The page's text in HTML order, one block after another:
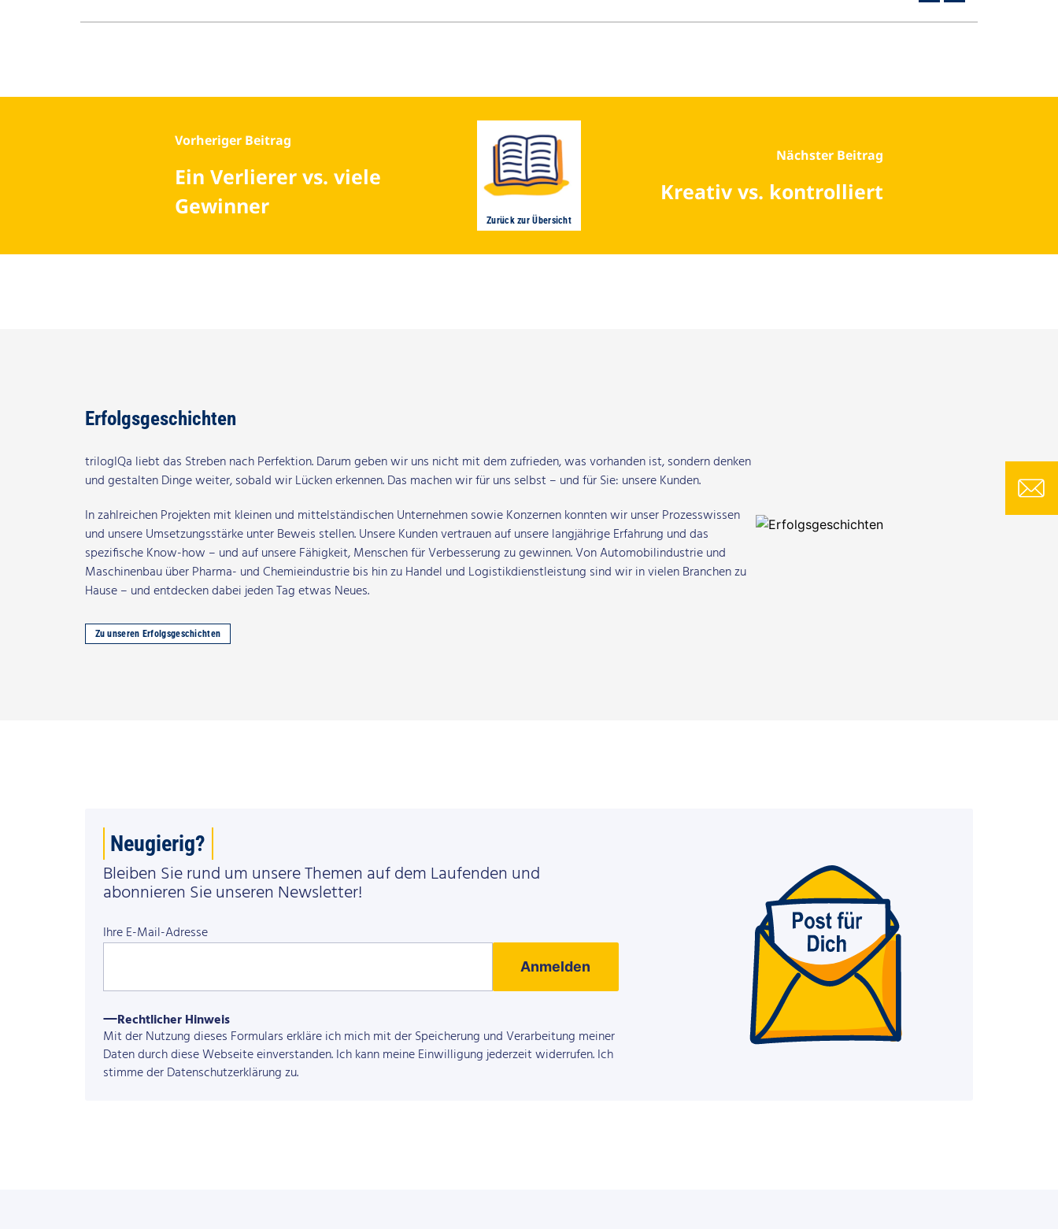
Beitrag-
Navigation
Vorheriger Beitrag
Ein Verlierer vs. viele
Gewinner
Zurück zur Übersicht
Nächster Beitrag
Kreativ vs. kontrolliert
Erfolgsgeschichten
trilogIQa liebt das Streben nach Perfektion. Darum geben wir uns nicht mit dem zufrieden, was vorhanden ist, sondern denken
und gestalten Dinge weiter, sobald wir Lücken erkennen. Das machen wir für uns selbst – und für Sie: unsere Kunden.
In zahlreichen Projekten mit kleinen und mittelständischen Unternehmen sowie Konzernen konnten wir unser Prozesswissen
und unsere Umsetzungsstärke unter Beweis stellen. Unsere Kunden vertrauen auf unsere langjährige Erfahrung und das
spezifische Know-how – und auf unsere Fähigkeit, Menschen für Verbesserung zu gewinnen. Von Automobilindustrie und
Maschinenbau über Pharma- und Chemieindustrie bis hin zu Handel und Logistikdienstleistung sind wir in vielen Branchen zu
Hause – und entdecken dabei jeden Tag etwas Neues.
Zu unseren Erfolgsgeschichten
Neugierig?
Bleiben Sie rund um unsere Themen auf dem Laufenden und
abonnieren Sie unseren Newsletter!
Ihre E-Mail-Adresse
Anmelden
Rechtlicher Hinweis
Mit der Nutzung dieses Formulars erkläre ich mich mit der Speicherung und Verarbeitung meiner
Daten durch diese Webseite einverstanden. Ich kann meine Einwilligung jederzeit widerrufen. Ich
stimme derDatenschutzerklärungzu.